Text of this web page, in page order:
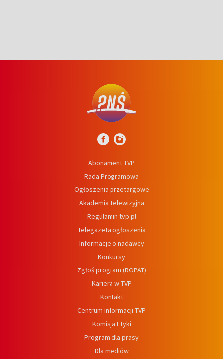
Abonament TVP
Rada Programowa
Ogłoszenia przetargowe
Akademia Telewizyjna
Regulamin tvp.pl
Telegazeta ogłoszenia
Informacje o nadawcy
Konkursy
Zgłoś program (ROPAT)
Kariera w TVP
Kontakt
Centrum informacji TVP
Komisja Etyki
Program dla prasy
Dla mediów